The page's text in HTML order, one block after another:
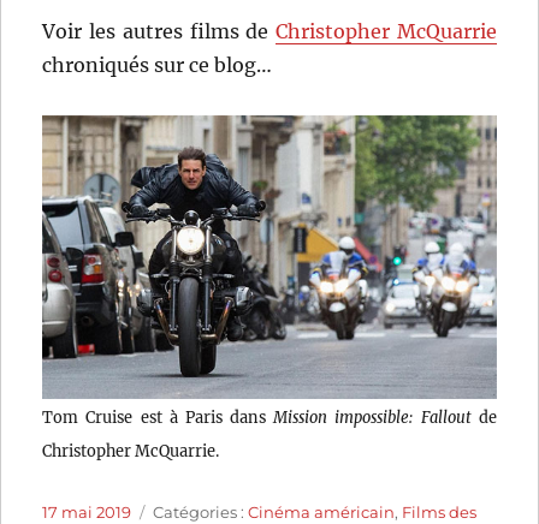
Voir les autres films de Christopher McQuarrie
chroniqués sur ce blog…
Tom Cruise est à Paris dansMission impossible: Falloutde
Christopher McQuarrie.
Publié
17 mai 2019 Catégories
Catégories :Cinéma américain, Films des